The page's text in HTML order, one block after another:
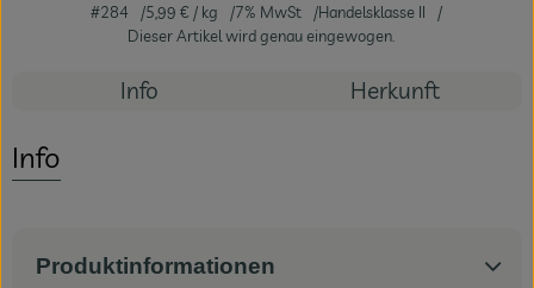
#284 5,99 € / kg 7% MwSt
Handelsklasse II
Dieser Artikel wird genau eingewogen.
Info Herkunft
Info
Produktinformationen